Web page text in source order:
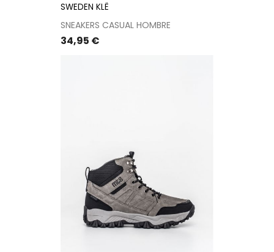
SWEDEN KLË
SNEAKERS CASUAL HOMBRE
Precio
34,95 €